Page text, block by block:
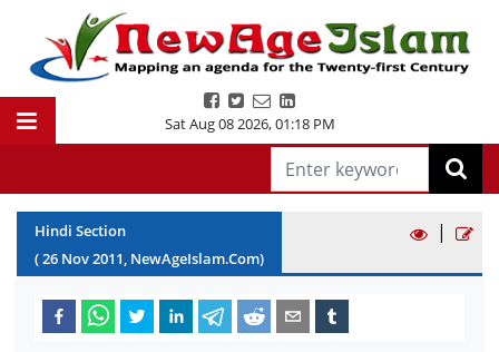
Sat Aug 08 2026,01:18 PM
Hindi Section
(26 Nov2011, NewAgeIslam.Com)
|